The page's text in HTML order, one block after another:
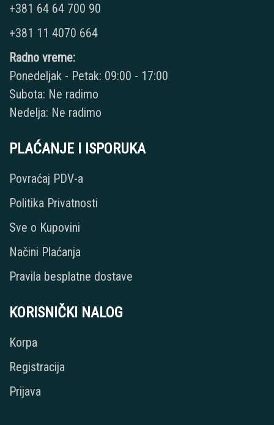
+381 64 64 700 90
+381 11 4070 664
Radno vreme:
Ponedeljak - Petak: 09:00 - 17:00
Subota: Ne radimo
Nedelja: Ne radimo
PLAĆANJE I ISPORUKA
Povraćaj PDV-a
Politika Privatnosti
Sve o Kupovini
Načini Plaćanja
Pravila besplatne dostave
KORISNIČKI NALOG
Korpa
Registracija
Prijava